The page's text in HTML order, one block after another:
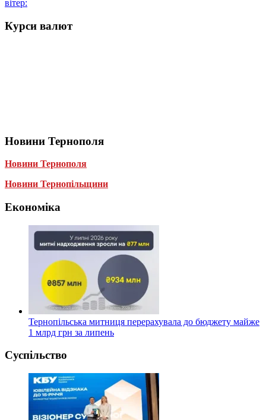
вітер:
Курси валют
Новини Тернополя
Новини Тернополя
Новини Тернопільщини
Економіка
Тернопільська митниця перерахувала до бюджету майже
1 млрд грн за липень
Суспільство